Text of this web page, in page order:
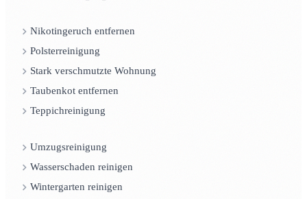
Nikotingeruch entfernen
Polsterreinigung
Stark verschmutzte Wohnung
Taubenkot entfernen
Teppichreinigung
Umzugsreinigung
Wasserschaden reinigen
Wintergarten reinigen